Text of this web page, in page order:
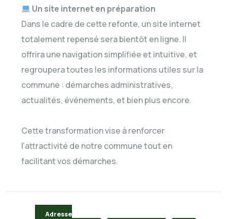
Un site internet en préparation
Dans le cadre de cette refonte, un site internet
totalement repensé sera bientôt en ligne. Il
offrira une navigation simplifiée et intuitive, et
regroupera toutes les informations utiles sur la
commune : démarches administratives,
actualités, événements, et bien plus encore.
Cette transformation vise à renforcer
l’attractivité de notre commune tout en
facilitant vos démarches.
Adresse